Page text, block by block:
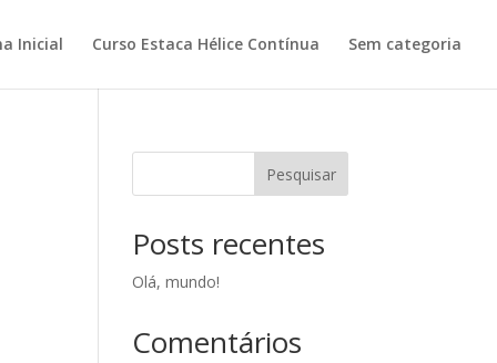
Inicial Curso Estaca Hélice Contínua Sem categoria
Pesquisar
Posts recentes
Olá, mundo!
Comentários